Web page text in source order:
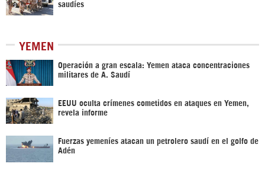
saudíes
YEMEN
Operación a gran escala: Yemen ataca concentraciones
militares de A. Saudí
EEUU oculta crímenes cometidos en ataques en Yemen,
revela informe
Fuerzas yemeníes atacan un petrolero saudí en el golfo de
Adén